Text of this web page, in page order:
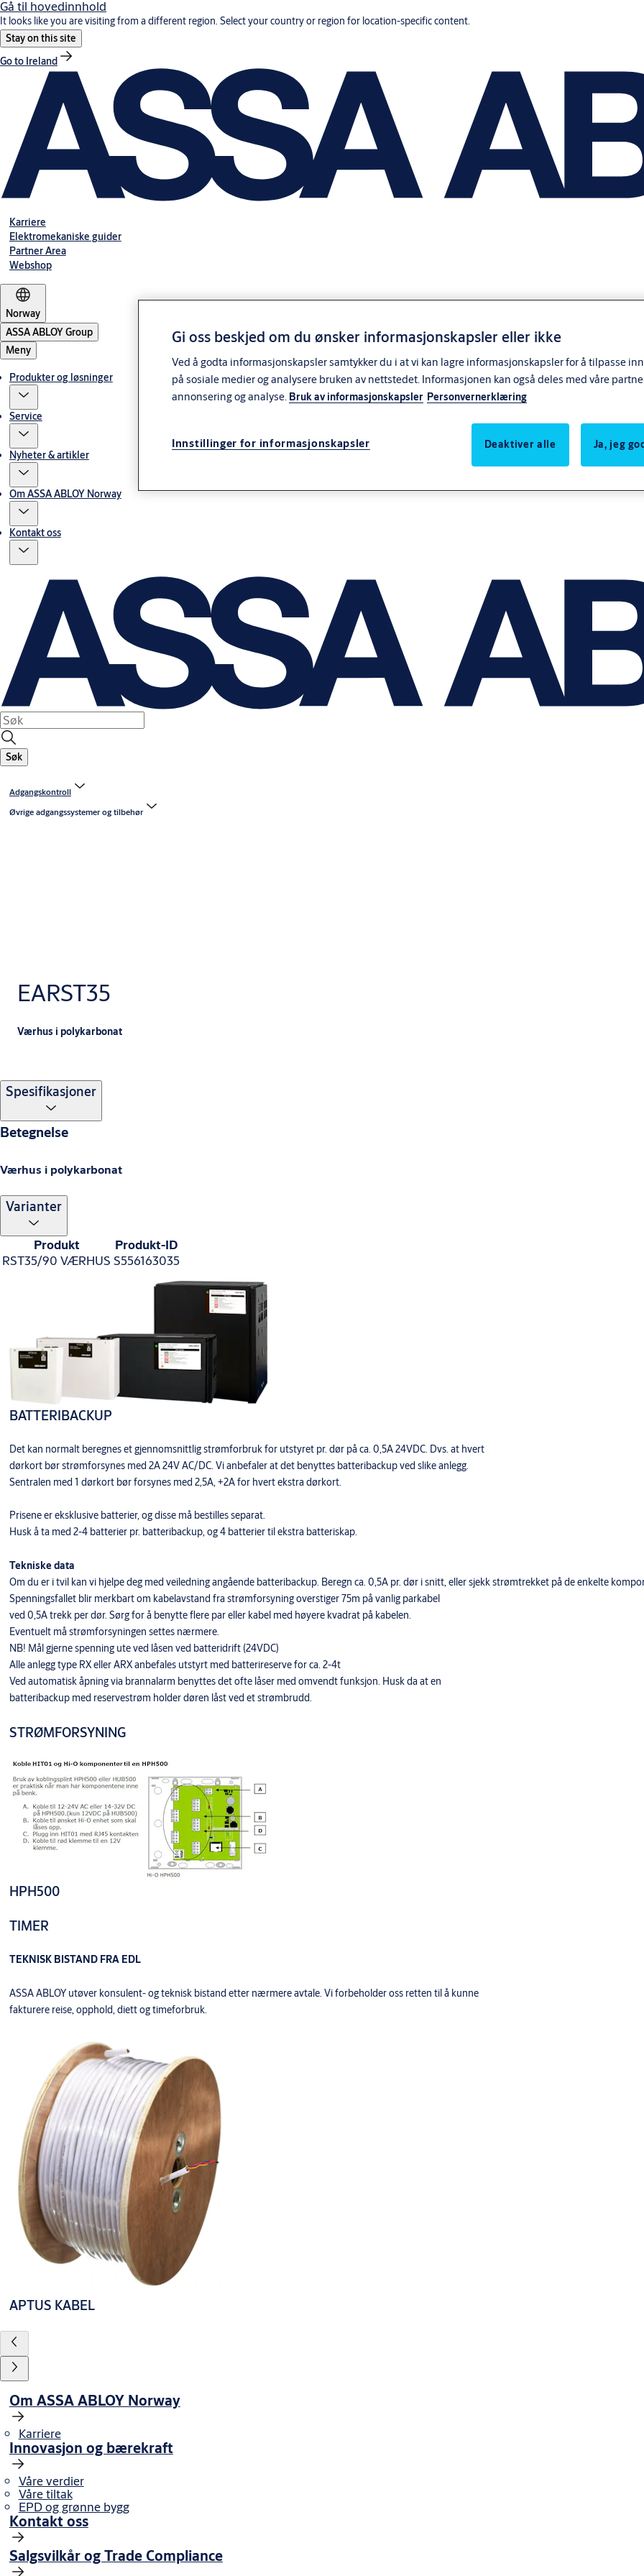
Gå til hovedinnhold
It looks like you are visiting from a different region. Select your country or region for location-specific content.
Stay on this site
Go to Ireland
Karriere
Elektromekaniske guider
Partner Area
Webshop
Norway
ASSA ABLOY Group
Meny
Produkter og løsninger
Service
Nyheter & artikler
Om ASSA ABLOY Norway
Kontakt oss
Søk
Adgangskontroll
Øvrige adgangssystemer og tilbehør
EARST35
Værhus i polykarbonat
Spesifikasjoner
Betegnelse
Værhus i polykarbonat
Varianter
Produkt
Produkt-ID
RST35/90 VÆRHUS S556163035
BATTERIBACKUP
Det kan normalt beregnes et gjennomsnittlig strømforbruk for utstyret pr. dør på ca. 0,5A 24VDC. Dvs. at hvert
dørkort bør strømforsynes med 2A 24V AC/DC. Vi anbefaler at det benyttes batteribackup ved slike anlegg.
Sentralen med 1 dørkort bør forsynes med 2,5A, +2A for hvert ekstra dørkort.
Prisene er eksklusive batterier, og disse må bestilles separat.
Husk å ta med 2-4 batterier pr. batteribackup, og 4 batterier til ekstra batteriskap.
Tekniske data
Om du er i tvil kan vi hjelpe deg med veiledning angående batteribackup. Beregn ca. 0,5A pr. dør i snitt, eller sjekk strømtrekket på de enkelte
Spenningsfallet blir merkbart om kabelavstand fra strømforsyning overstiger 75m på vanlig parkabel
ved 0,5A trekk per dør. Sørg for å benytte flere par eller kabel med høyere kvadrat på kabelen.
Eventuelt må strømforsyningen settes nærmere.
NB! Mål gjerne spenning ute ved låsen ved batteridrift (24VDC)
Alle anlegg type RX eller ARX anbefales utstyrt med batterireserve for ca. 2-4t
Ved automatisk åpning via brannalarm benyttes det ofte låser med omvendt funksjon. Husk da at en
batteribackup med reservestrøm holder døren låst ved et strømbrudd.
STRØMFORSYNING
HPH500
TIMER
TEKNISK BISTAND FRA EDL
ASSA ABLOY utøver konsulent- og teknisk bistand etter nærmere avtale. Vi forbeholder oss retten til å kunne
fakturere reise, opphold, diett og timeforbruk.
APTUS KABEL
Om ASSA ABLOY Norway
Karriere
Innovasjon og bærekraft
Våre verdier
Våre tiltak
EPD og grønne bygg
Kontakt oss
Salgsvilkår og Trade Compliance
Gi oss beskjed om du ønsker informasjonskapsler eller ikke
Ved å godta informasjonskapsler samtykker du i at vi kan lagre informasjonskapsler for å tilpasse
på sosiale medier og analysere bruken av nettstedet. Informasjonen kan også deles med våre
annonsering og analyse. Bruk av informasjonskapsler Personvernerklæring
Innstillinger for informasjonskapsler Deaktiver alle Ja, jeg